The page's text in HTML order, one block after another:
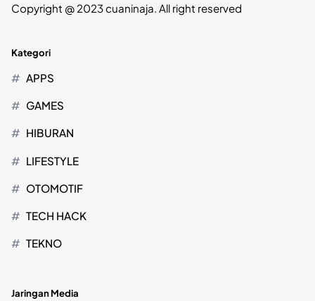
Copyright @ 2023 cuaninaja. All right reserved
Kategori
APPS
GAMES
HIBURAN
LIFESTYLE
OTOMOTIF
TECH HACK
TEKNO
Jaringan Media